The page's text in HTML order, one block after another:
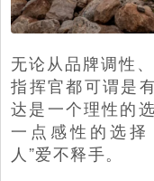
无论从品牌调性
指挥官都可谓是
达是一个理性的
一点感性的选择
人”爱不释手。